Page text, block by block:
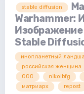
stable diffusion
Warhammer:
Изображение
Stable
инопланетный
российская женщина
000
nikolbfg
матриарх
repost